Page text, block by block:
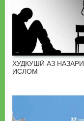
ХУДКУШӢ АЗ НАЗАРИ
ИСЛОМ